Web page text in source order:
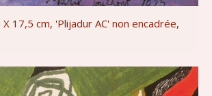
X 17,5 cm, 'Plijadur AC' non encadrée,